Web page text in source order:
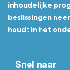
inhoudelijke
beslissingen
houdt in het
Snel naar